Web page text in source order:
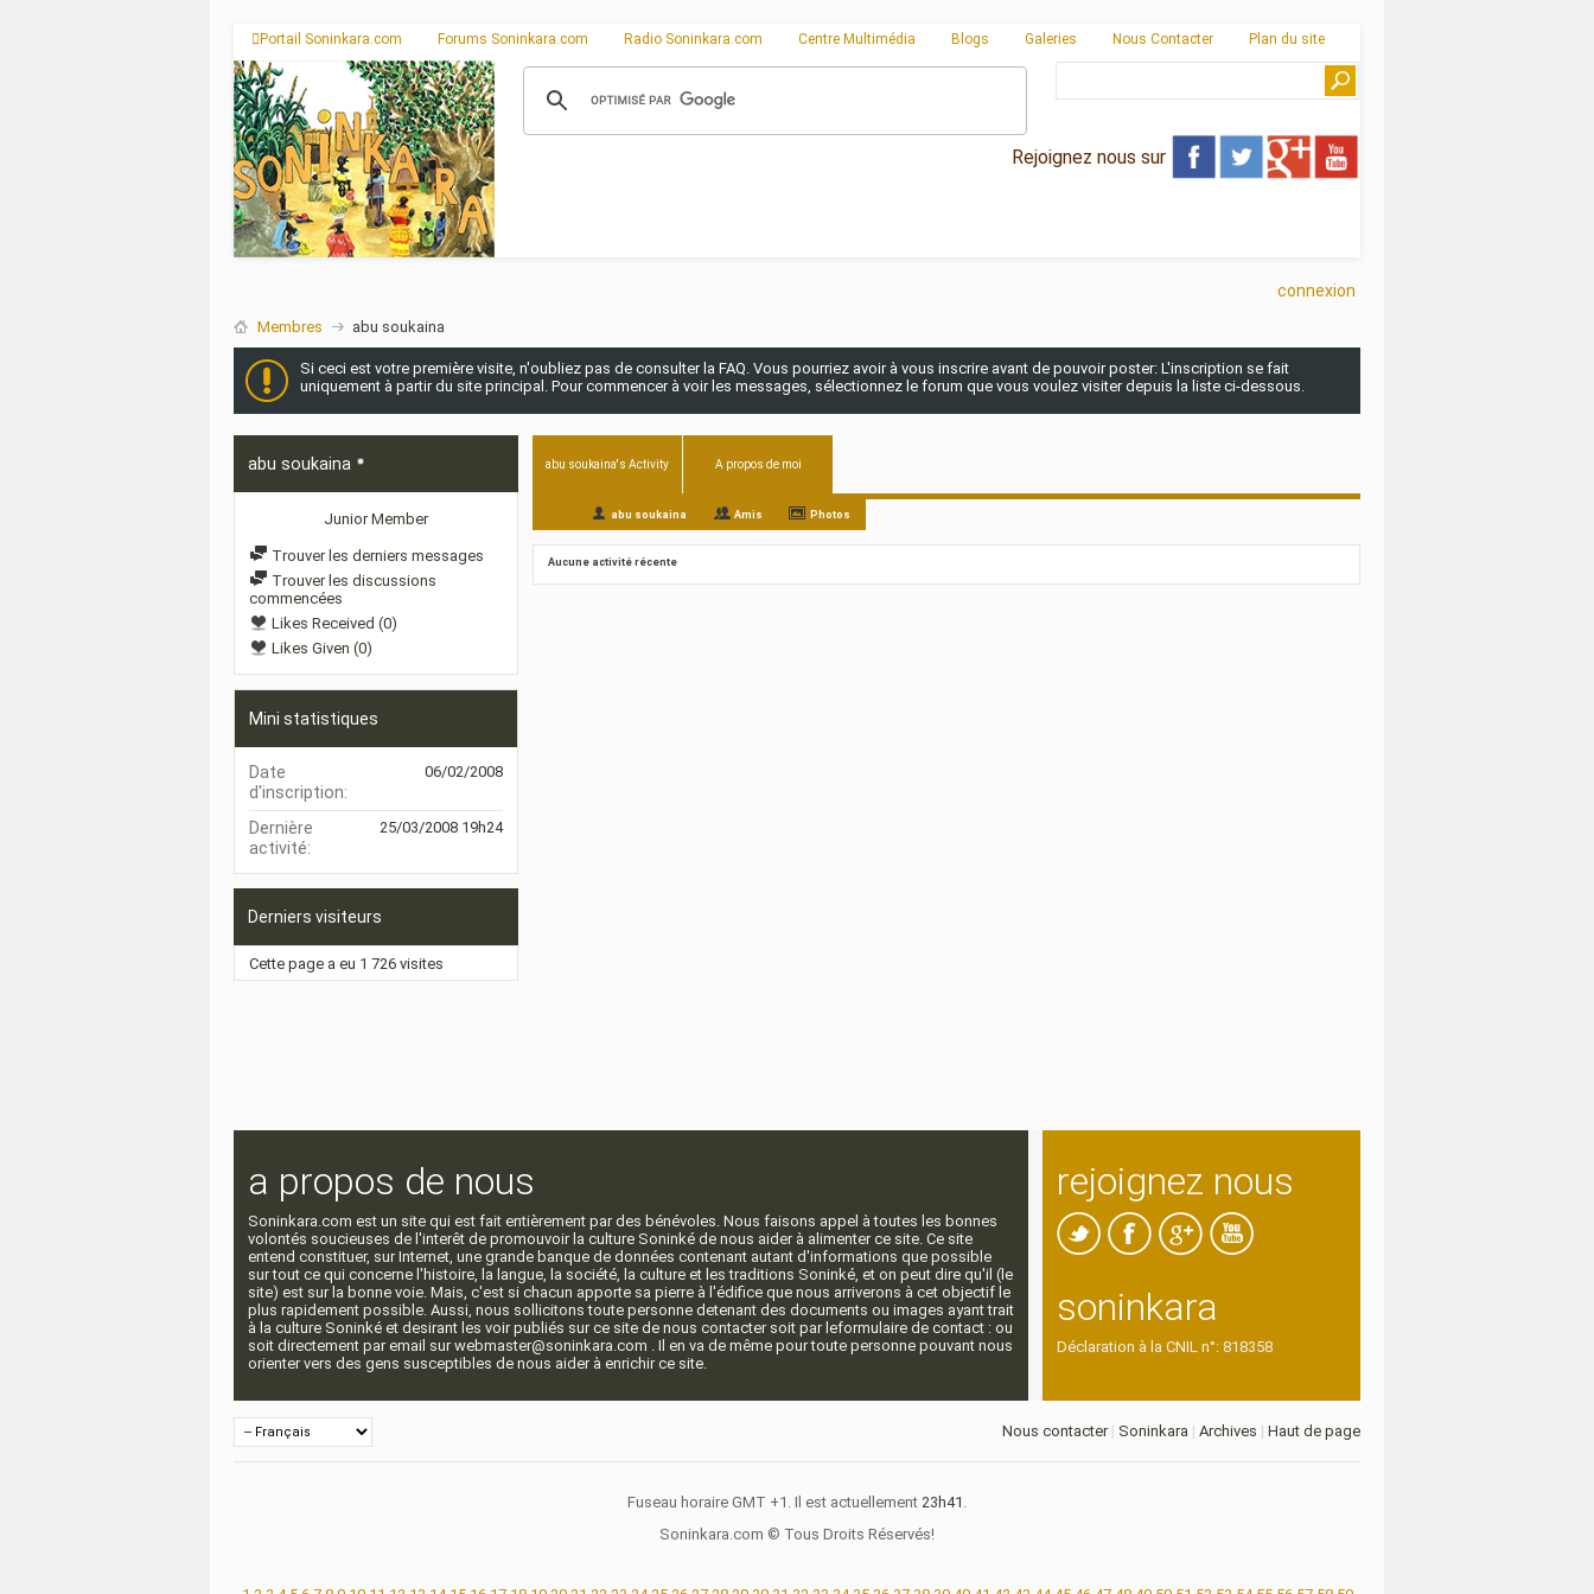
Portail Soninkara.com Forums Soninkara.com Radio Soninkara.com Centre Multimédia Blogs Galeries Nous Contacter Plan du site
Rejoignez nous sur
connexion
Membres abu soukaina
Si ceci est votre première visite, n'oubliez pas de consulter la FAQ. Vous pourriez avoir à vous inscrire avant de pouvoir poster: L'inscription se fait
uniquement à partir du site principal. Pour commencer à voir les messages, sélectionnez le forum que vous voulez visiter depuis la liste ci-dessous.
abu soukaina
Junior Member
Trouver les derniers messages
Trouver les discussions
commencées
Likes Received (0)
Likes Given (0)
Mini statistiques
Date
d'inscription
06/02/2008
Dernière
activité
25/03/2008 19h24
Derniers visiteurs
Cette page a eu 1 726 visites
abu soukaina's Activity A propos de moi
abu soukaina Amis Photos
Aucune activité récente
a propos de nous
Soninkara.com est un site qui est fait entièrement par des bénévoles. Nous faisons appel à toutes les bonnes
volontés soucieuses de l'interêt de promouvoir la culture Soninké de nous aider à alimenter ce site. Ce site
entend constituer, sur Internet, une grande banque de données contenant autant d'informations que possible
sur tout ce qui concerne l'histoire, la langue, la société, la culture et les traditions Soninké, et on peut dire qu'il (le
site) est sur la bonne voie. Mais, c'est si chacun apporte sa pierre à l'édifice que nous arriverons à cet objectif le
plus rapidement possible. Aussi, nous sollicitons toute personne detenant des documents ou images ayant trait
à la culture Soninké et desirant les voir publiés sur ce site de nous contacter soit par leformulaire de contact : ou
soit directement par email sur webmaster@soninkara.com . Il en va de même pour toute personne pouvant nous
orienter vers des gens susceptibles de nous aider à enrichir ce site.
rejoignez nous
soninkara
Déclaration à la CNIL n°: 818358
Nous contacter| Soninkara | Archives | Haut de page
Fuseau horaire GMT +1. Il est actuellement 23h41 .
Soninkara.com © Tous Droits Réservés!